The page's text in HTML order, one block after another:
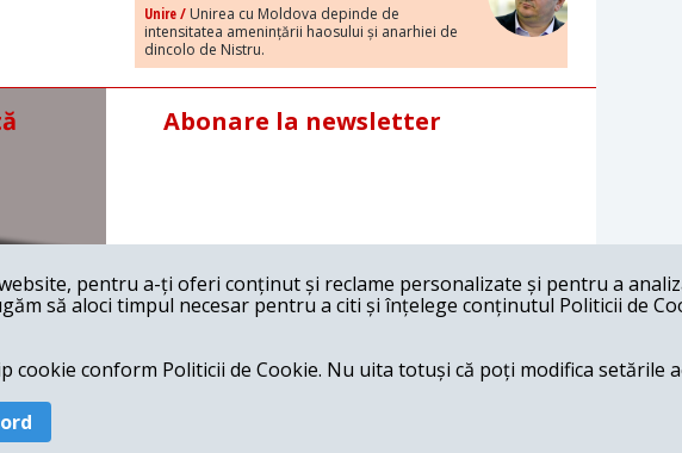
Unire / Unirea cu Moldova depinde de
intensitatea amenințării haosului și anarhiei de
dincolo de Nistru.
Abonare la newsletter
pentru a-ți oferi conținut și reclame personalizate și pentru a
să aloci timpul necesar pentru a citi și înțelege conținutul Politicii de
conform Politicii de Cookie. Nu uita totuși că poți modifica setările